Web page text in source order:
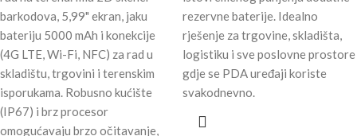
barkodova, 5,99" ekran, jaku
bateriju 5000 mAh i konekcije
(4G LTE, Wi-Fi, NFC) za rad u
skladištu, trgovini i terenskim
isporukama. Robusno kućište
(IP67) i brz procesor
omogućavaju brzo očitavanje,
rezervne baterije. Idealno
rješenje za trgovine, skladišta,
logistiku i sve poslovne prostore
gdje se PDA uređaji koriste
svakodnevno.